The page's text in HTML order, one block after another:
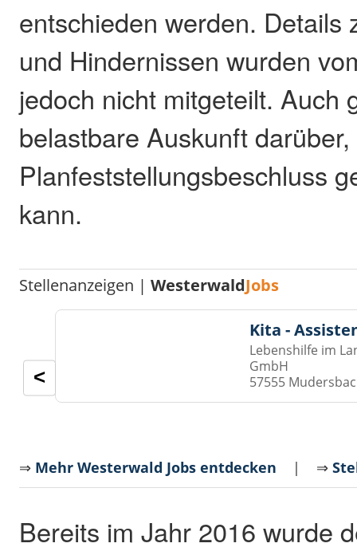
entschieden werden. Details
und Hindernissen wurden
jedoch nicht mitgeteilt. Auch
belastbare Auskunft
Planfeststellungsbeschluss
kann.
Stellenanzeigen |WesterwaldJobs
Kita -
Lebenshilfe im
GmbH
57555
<
⇒ Mehr Westerwald Jobs entdecken | ⇒
Bereits im Jahr 2016 wurde